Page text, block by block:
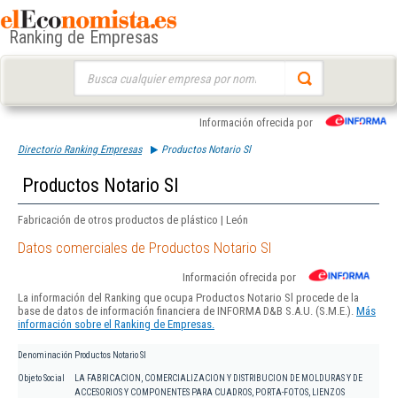
Ranking de Empresas
Información ofrecida por
Directorio Ranking Empresas Productos Notario Sl
Productos Notario Sl
Fabricación de otros productos de plástico | León
Datos comerciales de Productos Notario Sl
Información ofrecida por
La información del Ranking que ocupa Productos Notario Sl procede de la
base de datos de información financiera de INFORMA D&B S.A.U. (S.M.E.). Más
información sobre el Ranking de Empresas.
Denominación Productos Notario Sl
Objeto Social
LA FABRICACION, COMERCIALIZACION Y DISTRIBUCION DE MOLDURAS Y DE
ACCESORIOS Y COMPONENTES PARA CUADROS, PORTA-FOTOS, LIENZOS